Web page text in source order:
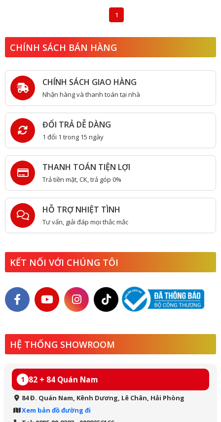
1
CHÍNH SÁCH BÁN HÀNG
CHÍNH SÁCH GIAO HÀNG
Nhận hàng và thanh toán tại nhà
ĐỔI TRẢ DỄ DÀNG
1 đổi 1 trong 15 ngày
THANH TOÁN TIỆN LỢI
Trả tiền mặt, CK, trả góp 0%
HỖ TRỢ NHIỆT TÌNH
Tư vấn, giải đáp mọi thắc mắc
KẾT NỐI VỚI CHÚNG TÔI
HỆ THỐNG SHOWROOM
1 82 + 84 Quán Nam
84 Đ. Quán Nam, Kênh Dương, Lê Chân, Hải Phòng
Xem bản đồ đường đi